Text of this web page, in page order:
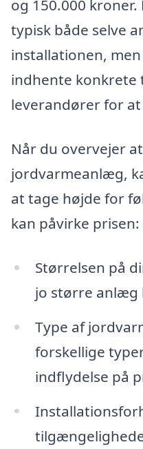
og 150.000
typisk både selve
installationen,
indhente konkrete
leverandører for
Når du overvejer
jordvarmeanlæg,
at tage højde for
kan påvirke prisen:
Størrelsen på
jo større anlæg
Type af
forskellige
indflydelse på